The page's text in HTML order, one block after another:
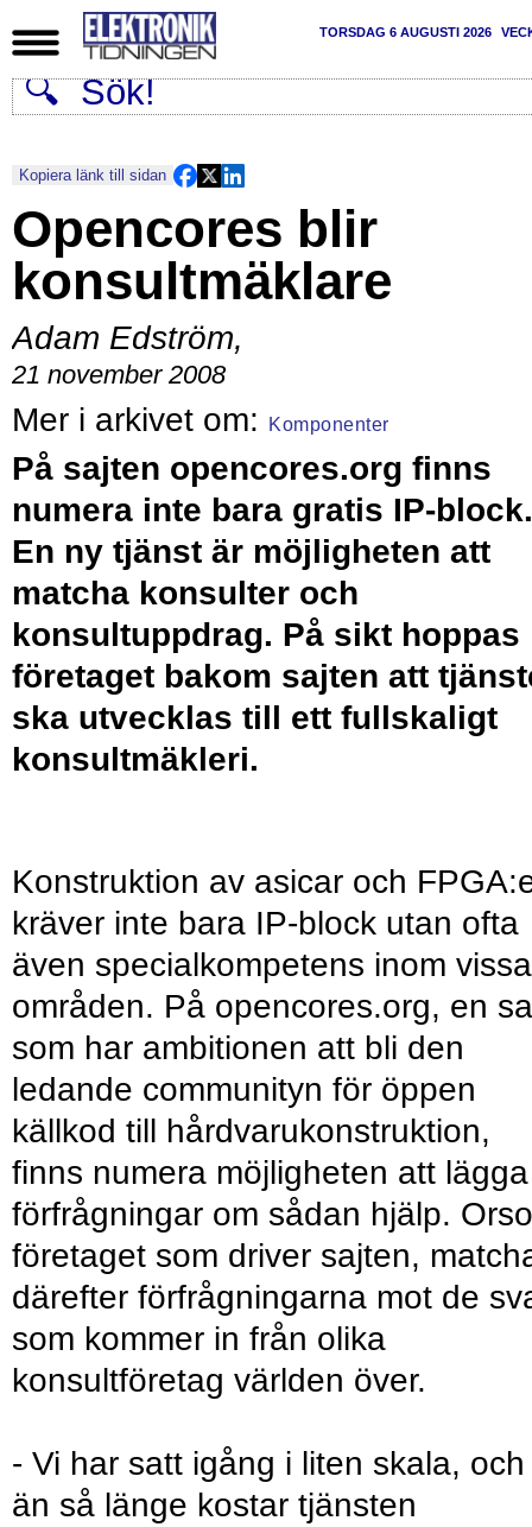
TORSDAG 6 AUGUSTI 2026
Kopiera länk till sidan
Opencores blir
konsultmäklare
Adam Edström,
21 november 2008
Komponenter
På sajten opencores.org finns
numera inte bara gratis IP-block.
En ny tjänst är möjligheten att
matcha konsulter och
konsultuppdrag. På sikt hoppas
företaget bakom sajten att
ska utvecklas till ett fullskaligt
konsultmäkleri.
Konstruktion av asicar och
kräver inte bara IP-block utan ofta
även specialkompetens inom vissa
områden. På opencores.org, en
som har ambitionen att bli den
ledande communityn för öppen
källkod till hårdvarukonstruktion,
finns numera möjligheten att
förfrågningar om sådan hjälp.
företaget som driver sajten,
därefter förfrågningarna mot de
som kommer in från olika
konsultföretag världen över.
- Vi har satt igång i liten skala, och
än så länge kostar tjänsten